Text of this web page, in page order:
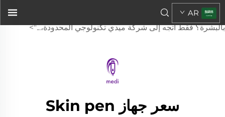
خرطوشة قلم الجلد ذي ١٤ إبرة
مثالية لتجميل بشرتك؟ هل ما زلت تبحث عن القلم المثالي للعناية
بالبشرة؟ فقط اتجه إلى شركة ميدي تكنولوجي المحدودة،...">
AR
سعر جهاز Skin pen